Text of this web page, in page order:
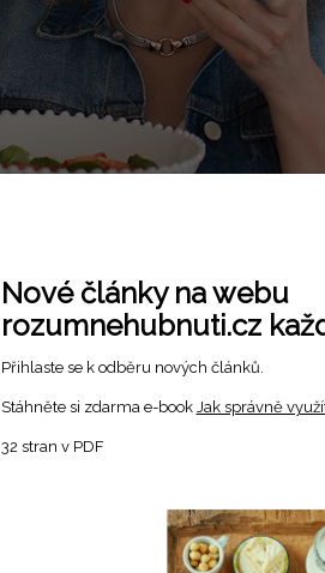
Nové články na webu
rozumnehubnuti.cz
Přihlaste se k odběru nových článků.
Stáhněte si zdarma e-book Jak správně
32 stran v PDF